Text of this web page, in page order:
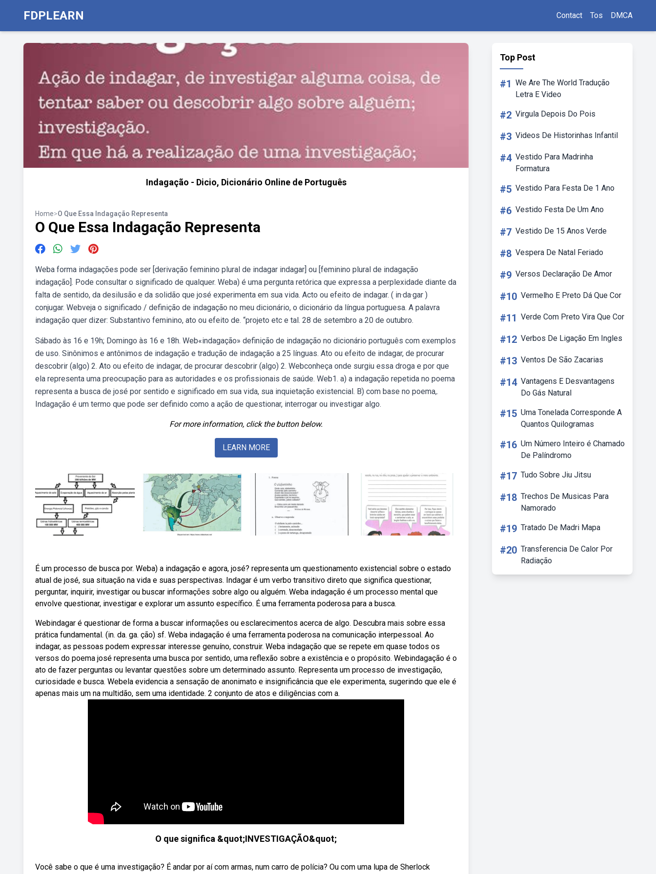
FDPLEARN Contact Tos DMCA
Indagação - Dicio, Dicionário Online de Português
Home>O Que Essa Indagação Representa
O Que Essa Indagação Representa
Weba forma indagações pode ser [derivação feminino plural de indagar indagar] ou [feminino plural de indagação
indagação]. Pode consultar o significado de qualquer. Weba) é uma pergunta retórica que expressa a perplexidade diante da
falta de sentido, da desilusão e da solidão que josé experimenta em sua vida. Acto ou efeito de indagar. ( in·da·gar )
conjugar. Webveja o significado / definição de indagação no meu dicionário, o dicionário da língua portuguesa. A palavra
indagação quer dizer: Substantivo feminino, ato ou efeito de. “projeto etc e tal. 28 de setembro a 20 de outubro.
Sábado às 16 e 19h; Domingo às 16 e 18h. Web«indagação» definição de indagação no dicionário português com exemplos
de uso. Sinônimos e antônimos de indagação e tradução de indagação a 25 línguas. Ato ou efeito de indagar, de procurar
descobrir (algo) 2. Ato ou efeito de indagar, de procurar descobrir (algo) 2. Webconheça onde surgiu essa droga e por que
ela representa uma preocupação para as autoridades e os profissionais de saúde. Web1. a) a indagação repetida no poema
representa a busca de josé por sentido e significado em sua vida, sua inquietação existencial. B) com base no poema,.
Indagação é um termo que pode ser definido como a ação de questionar, interrogar ou investigar algo.
For more information, click the button below.
LEARN MORE
É um processo de busca por. Weba) a indagação e agora, josé? representa um questionamento existencial sobre o estado
atual de josé, sua situação na vida e suas perspectivas. Indagar é um verbo transitivo direto que significa questionar,
perguntar, inquirir, investigar ou buscar informações sobre algo ou alguém. Weba indagação é um processo mental que
envolve questionar, investigar e explorar um assunto específico. É uma ferramenta poderosa para a busca.
Webindagar é questionar de forma a buscar informações ou esclarecimentos acerca de algo. Descubra mais sobre essa
prática fundamental. (in. da. ga. ção) sf. Weba indagação é uma ferramenta poderosa na comunicação interpessoal. Ao
indagar, as pessoas podem expressar interesse genuíno, construir. Weba indagação que se repete em quase todos os
versos do poema josé representa uma busca por sentido, uma reflexão sobre a existência e o propósito. Webindagação é o
ato de fazer perguntas ou levantar questões sobre um determinado assunto. Representa um processo de investigação,
curiosidade e busca. Webela evidencia a sensação de anonimato e insignificância que ele experimenta, sugerindo que ele é
apenas mais um na multidão, sem uma identidade. 2 conjunto de atos e diligências com a.
O que significa &quot;INVESTIGAÇÃO&quot;
Você sabe o que é uma investigação? É andar por aí com armas, num carro de polícia? Ou com uma lupa de Sherlock
Top Post
#1 We Are The World Tradução
Letra E Video
#2 Virgula Depois Do Pois
#3 Videos De Historinhas Infantil
#4 Vestido Para Madrinha
Formatura
#5 Vestido Para Festa De 1 Ano
#6 Vestido Festa De Um Ano
#7 Vestido De 15 Anos Verde
#8 Vespera De Natal Feriado
#9 Versos Declaração De Amor
#10 Vermelho E Preto Dá Que Cor
#11 Verde Com Preto Vira Que Cor
#12 Verbos De Ligação Em Ingles
#13 Ventos De São Zacarias
#14 Vantagens E Desvantagens
Do Gás Natural
#15 Uma Tonelada Corresponde A
Quantos Quilogramas
#16 Um Número Inteiro é Chamado
De Palíndromo
#17 Tudo Sobre Jiu Jitsu
#18 Trechos De Musicas Para
Namorado
#19 Tratado De Madri Mapa
#20 Transferencia De Calor Por
Radiação